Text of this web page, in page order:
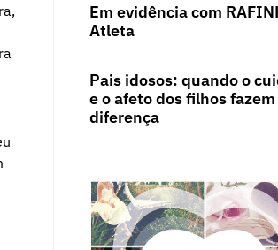
Em evidência com
Atleta
Pais idosos: quando o
e o afeto dos filhos fazem
diferença